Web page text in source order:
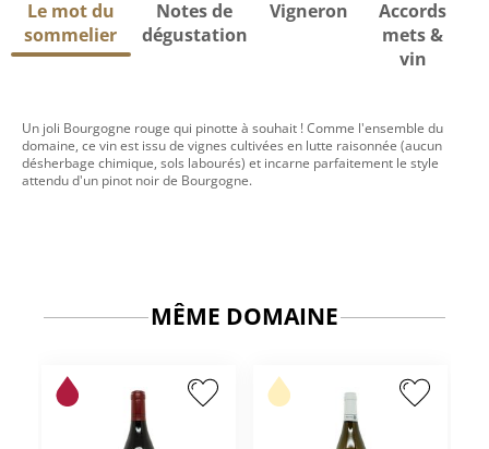
Le mot du
sommelier
Notes de
dégustation
Vigneron
Accords
mets &
vin
Un joli Bourgogne rouge qui pinotte à souhait ! Comme l'ensemble du
domaine, ce vin est issu de vignes cultivées en lutte raisonnée (aucun
désherbage chimique, sols labourés) et incarne parfaitement le style
attendu d'un pinot noir de Bourgogne.
MÊME DOMAINE